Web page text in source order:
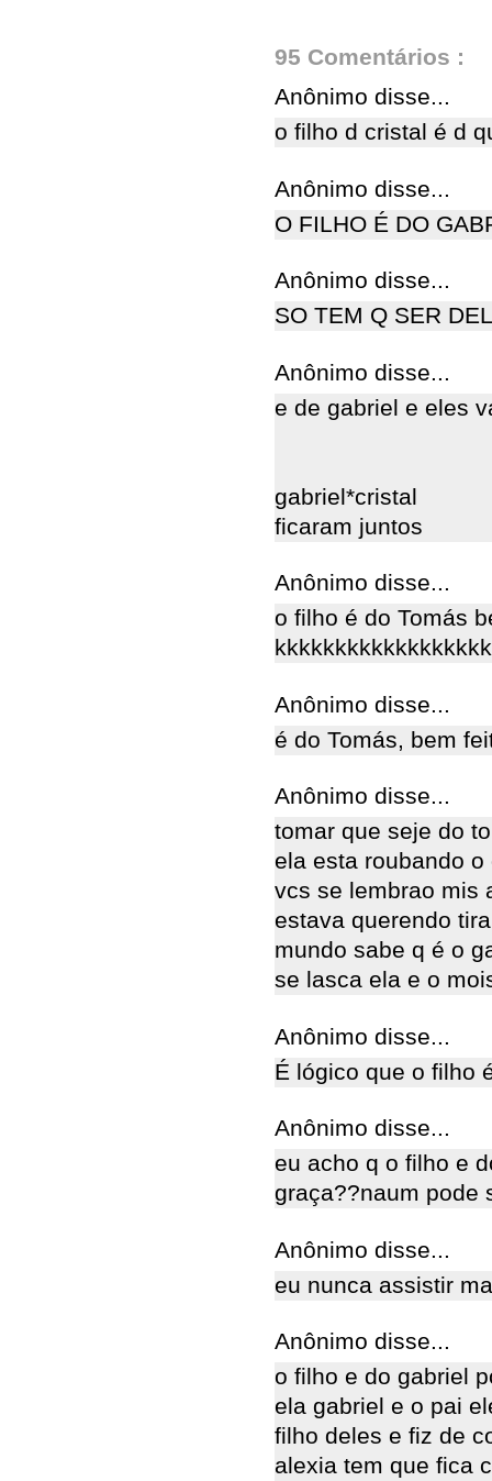
95 Comentários :
Anônimo disse...
o filho d cristal é d
Anônimo disse...
O FILHO É DO
Anônimo disse...
SO TEM Q SER
Anônimo disse...
e de gabriel e eles
gabriel*cristal
ficaram juntos
Anônimo disse...
o filho é do Tomás
Anônimo disse...
é do Tomás, bem
Anônimo disse...
tomar que seje do
ela esta roubando
vcs se lembrao mis
estava querendo
mundo sabe q é o
se lasca ela e o
Anônimo disse...
É lógico que o filho
Anônimo disse...
eu acho q o filho e
graça??naum pode
Anônimo disse...
eu nunca assistir
Anônimo disse...
o filho e do gabriel
ela gabriel e o pai
filho deles e fiz de
alexia tem que fica